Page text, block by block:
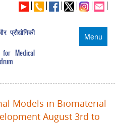
Menu
प्रौद्योगिकी
Medical
Models in Biomaterial
August 3rd to